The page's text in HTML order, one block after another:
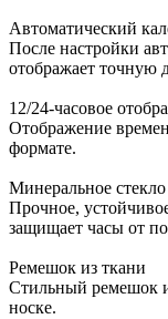
Автоматический
После настройки
отображает точную
12/24-часовое
Отображение
формате.
Минеральное стекло
Прочное,
защищает часы от
Ремешок из ткани
Стильный ремешок
носке.